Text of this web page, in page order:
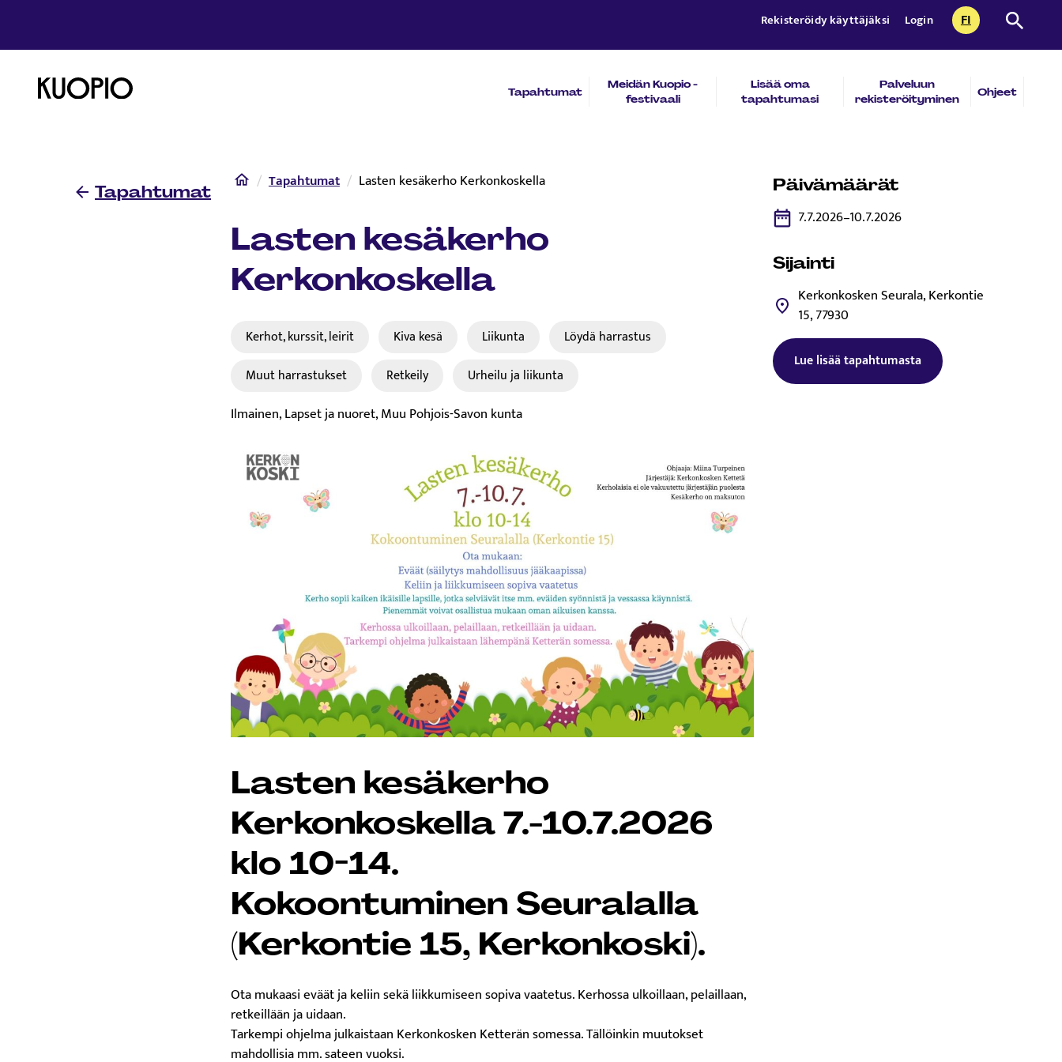
Rekisteröidy käyttäjäksi Login FICURRENTLY
SUOMI Etsi
Etusivulle Tapahtumat
Meidän Kuopio -
festivaali
Lisää oma
tapahtumasi
Palveluun
rekisteröityminen
Ohjeet
Tapahtumat
Etusivu
Tapahtumat Lasten kesäkerho Kerkonkoskella
Lasten kesäkerho
Kerkonkoskella
Kerhot, kurssit, leirit Kiva kesä Liikunta​
Löydä harrastus
Muut harrastukset
Retkeily Urheilu ja liikunta
Ilmainen, Lapset ja nuoret, Muu Pohjois-Savon kunta
Lasten kesäkerho
Kerkonkoskella 7.-10.7.2026
klo 10-14.
Kokoontuminen Seuralalla
(Kerkontie 15, Kerkonkoski).
Ota mukaasi eväät ja keliin sekä liikkumiseen sopiva vaatetus. Kerhossa ulkoillaan, pelaillaan,
retkeillään ja uidaan.
Tarkempi ohjelma julkaistaan Kerkonkosken Ketterän somessa. Tällöinkin muutokset
mahdollisia mm. sateen vuoksi.
Päivämäärät
7.7.2026–10.7.2026
Sijainti
Kerkonkosken Seurala, Kerkontie
15, 77930
Lue lisää tapahtumastaTämä linkki aukeaa uuteen